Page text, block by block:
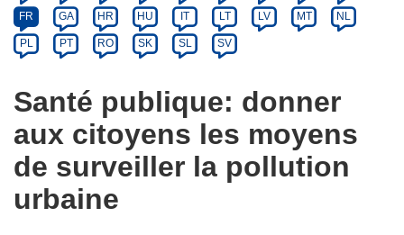
available
in
the
languages:
FR GA HR HU IT LT LV MT NL
PL PT RO SK SL SV
Santé publique: donner
aux citoyens les moyens
de surveiller la pollution
urbaine